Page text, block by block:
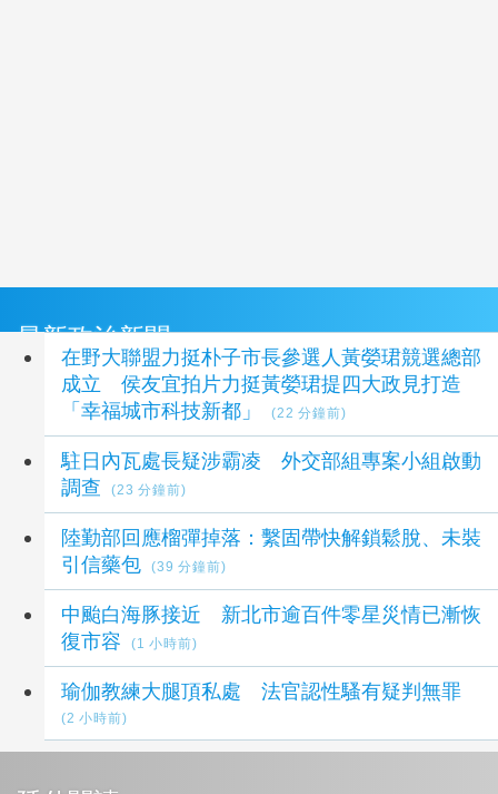
最新政治新聞
在野大聯盟力挺朴子市長參選人黃嫈珺競選總部
成立 侯友宜拍片力挺黃嫈珺提四大政見打造
「幸福城市科技新都」
(22 分鐘前)
駐日內瓦處長疑涉霸凌 外交部組專案小組啟動
調查
(23 分鐘前)
陸勤部回應榴彈掉落：繫固帶快解鎖鬆脫、未裝
引信藥包
(39 分鐘前)
中颱白海豚接近 新北市逾百件零星災情已漸恢
復市容
(1 小時前)
瑜伽教練大腿頂私處 法官認性騷有疑判無罪
(2 小時前)